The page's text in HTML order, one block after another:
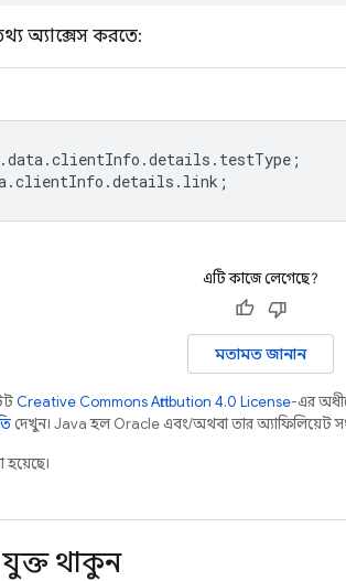
অ্যাক্সেস করতে:
.data.clientInfo .details . testType ;
.clientInfo .details . link ;
এটি কাজে লেগেছে?
মতামত জানান
Creative Commons Attribution 4.0 License-এর
দেখুন। Java হল Oracle এবং/অথবা তার অ্যাফিলিয়েট
থাকুন